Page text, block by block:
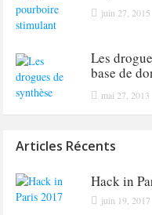
juin 27, 2015
Les
base de
mai 27, 2013
Articles Récents
Hack in
juin 19, 2017